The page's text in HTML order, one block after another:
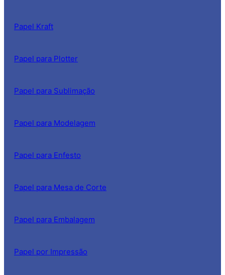
Papel Kraft
Papel para Plotter
Papel para Sublimação
Papel para Modelagem
Papel para Enfesto
Papel para Mesa de Corte
Papel para Embalagem
Papel por Impressão